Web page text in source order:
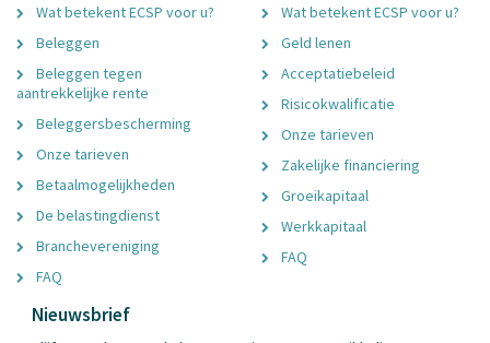
Wat betekent ECSP voor u?
Beleggen
Beleggen tegen
aantrekkelijke rente
Beleggersbescherming
Onze tarieven
Betaalmogelijkheden
De belastingdienst
Branchevereniging
FAQ
Wat betekent ECSP voor u?
Geld lenen
Acceptatiebeleid
Risicokwalificatie
Onze tarieven
Zakelijke financiering
Groeikapitaal
Werkkapitaal
FAQ
Nieuwsbrief